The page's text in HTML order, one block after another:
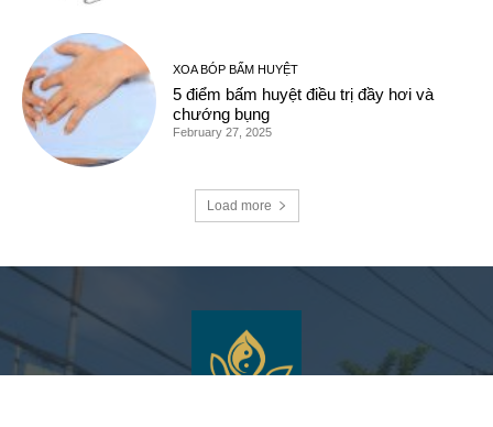
XOA BÓP BẤM HUYỆT
5 điểm bấm huyệt điều trị đầy hơi và
chướng bụng
February 27, 2025
Load more